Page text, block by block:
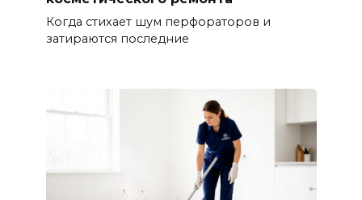
Когда стихает шум перфораторов и
затираются последние